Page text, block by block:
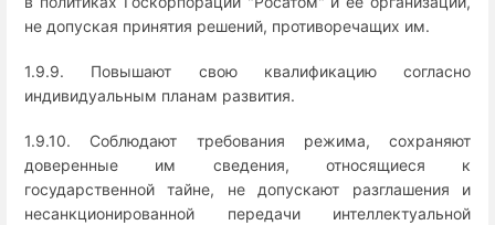
не допуская принятия решений, противоречащих им.
1.9.9. Повышают свою квалификацию согласно
индивидуальным планам развития.
1.9.10. Соблюдают требования режима, сохраняют
доверенные им сведения, относящиеся к
государственной тайне, не допускают разглашения и
несанкционированной передачи интеллектуальной